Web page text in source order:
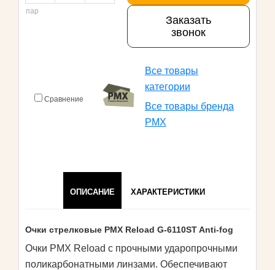
пар
Заказать
звонок
Сравнение
Все товары
категории
Все товары бренда
PMX
ОПИСАНИЕ ХАРАКТЕРИСТИКИ
Очки стрелковые PMX Reload G-6110ST Anti-fog
Очки PMX Reload с прочными ударопрочными
поликарбонатными линзами. Обеспечивают